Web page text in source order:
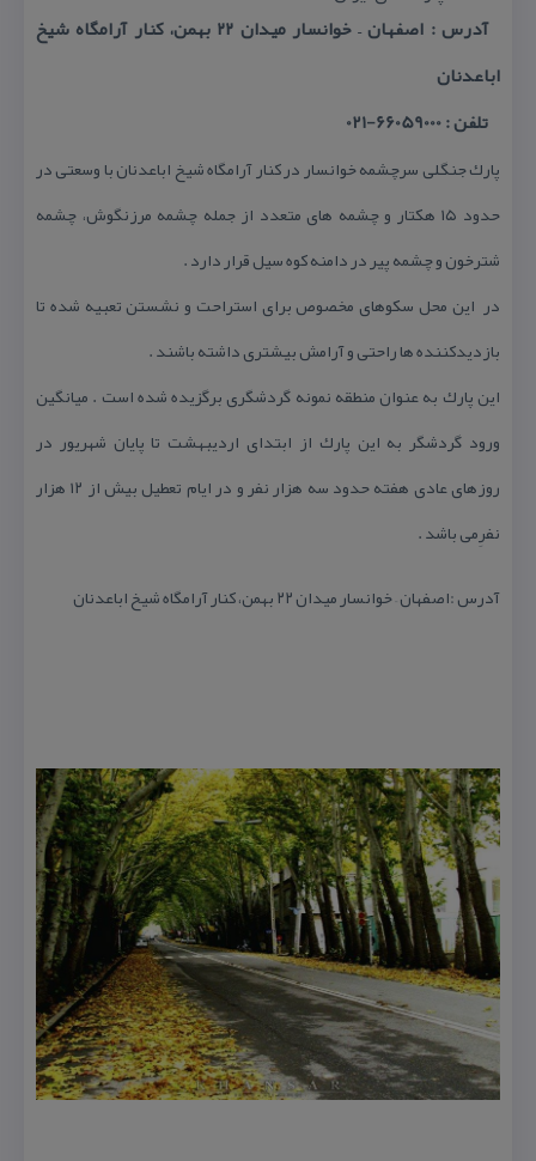
آدرس : اصفهان – خوانسار میدان ۲۲ بهمن، كنار آرامگاه شیخ
اباعدنان
تلفن : 66059000-021
پارك جنگلی سرچشمه خوانسار در كنار آرامگاه شیخ اباعدنان با وسعتی در
حدود ۱۵ هكتار و چشمه های متعدد از جمله چشمه مرزنگوش، چشمه
شترخون و چشمه پیر در دامنه كوه سیل قرار دارد .
در این محل سكوهای مخصوص برای استراحت و نشستن تعبیه شده تا
بازدیدكننده ها راحتی و آرامش بیشتری داشته باشند .
این پارك به عنوان منطقه نمونه گردشگری برگزیده شده است . میانگین
ورود گردشگر به این پارك از ابتدای اردیبهشت تا پایان شهریور در
روزهای عادی هفته حدود سه هزار نفر و در ایام تعطیل بیش از ۱۲ هزار
نفرِمی باشد .
آدرس :اصفهان – خوانسار میدان ۲۲ بهمن، كنار آرامگاه شیخ اباعدنان